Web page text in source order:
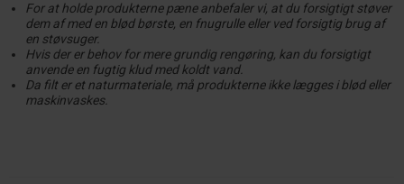
For at holde produkterne pæne anbefaler vi, at du forsigtigt støver
dem af med en blød børste, en fnugrulle eller ved forsigtig brug af
en støvsuger.
Hvis der er behov for mere grundig rengøring, kan du forsigtigt
anvende en fugtig klud med koldt vand.
Da filt er et naturmateriale, må produkterne ikke lægges i blød eller
maskinvaskes.